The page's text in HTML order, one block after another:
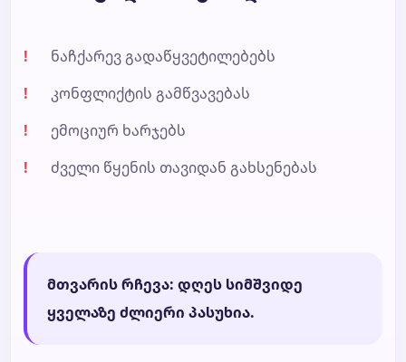
ნაჩქარევ გადაწყვეტილებებს
კონფლიქტის გამწვავებას
ემოციურ ხარჯებს
ძველი წყენის თავიდან გახსენებას
მთვარის რჩევა: დღეს სიმშვიდე
ყველაზე ძლიერი პასუხია.